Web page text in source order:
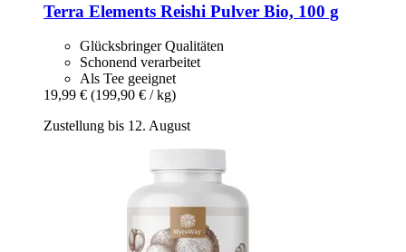
Terra Elements Reishi Pulver Bio, 100 g
Glücksbringer Qualitäten
Schonend verarbeitet
Als Tee geeignet
19,99 € (199,90 € / kg)
Zustellung bis 12. August